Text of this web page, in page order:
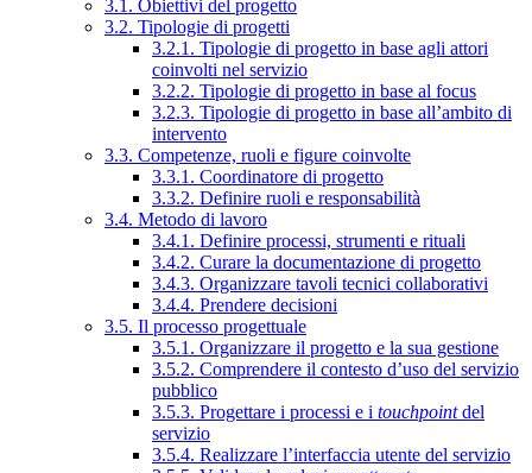
3.1. Obiettivi del progetto
3.2. Tipologie di progetti
3.2.1. Tipologie di progetto in base agli attori
coinvolti nel servizio
3.2.2. Tipologie di progetto in base al focus
3.2.3. Tipologie di progetto in base all’ambito di
intervento
3.3. Competenze, ruoli e figure coinvolte
3.3.1. Coordinatore di progetto
3.3.2. Definire ruoli e responsabilità
3.4. Metodo di lavoro
3.4.1. Definire processi, strumenti e rituali
3.4.2. Curare la documentazione di progetto
3.4.3. Organizzare tavoli tecnici collaborativi
3.4.4. Prendere decisioni
3.5. Il processo progettuale
3.5.1. Organizzare il progetto e la sua gestione
3.5.2. Comprendere il contesto d’uso del servizio
pubblico
3.5.3. Progettare i processi e i touchpointdel
servizio
3.5.4. Realizzare l’interfaccia utente del servizio